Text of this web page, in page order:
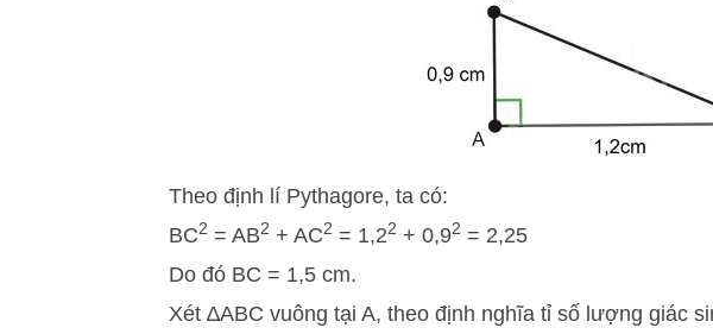
Theo định lí Pythagore, ta có:
BC2 = AB2 + AC2 = 1,22 + 0,92 = 2,25
Do đó BC = 1,5 cm.
Xét ∆ABC vuông tại A, theo định nghĩa tỉ số lượng giác